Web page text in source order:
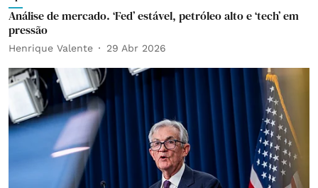
Análise de mercado. ‘Fed’ estável, petróleo alto e ‘tech’ em
pressão
Henrique Valente 29 Abr 2026